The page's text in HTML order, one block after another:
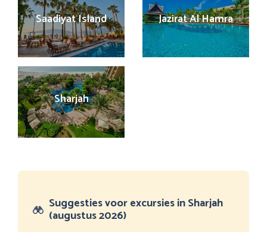
Saadiyat Island Jazirat Al Hamra
Sharjah
Suggesties voor excursies in Sharjah
(augustus 2026)